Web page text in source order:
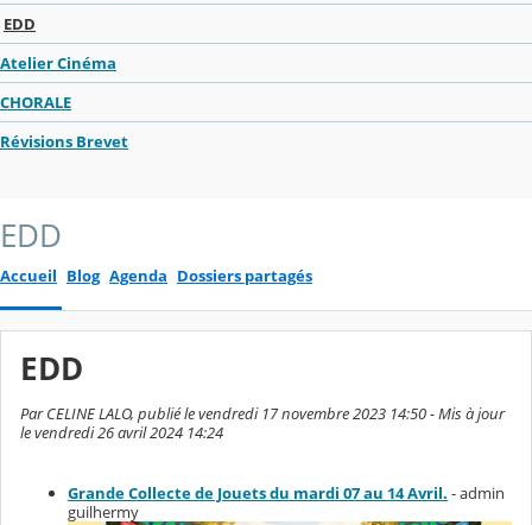
EDD
Atelier Cinéma
CHORALE
Révisions Brevet
EDD
Accueil Blog Agenda Dossiers partagés
EDD
Par CELINE LALO, publié le vendredi 17 novembre 2023 14:50 - Mis à jour
le vendredi 26 avril 2024 14:24
Grande Collecte de Jouets du mardi 07 au 14 Avril. - admin
guilhermy